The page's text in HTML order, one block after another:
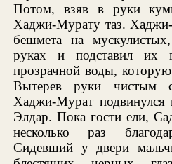
Потом, взяв в руки
Хаджи-Мурату таз.
бешмета на
руках и подставил их
прозрачной воды,
Вытерев руки чистым
Хаджи-Мурат
Элдар. Пока гости ели,
несколько раз
Сидевший у двери